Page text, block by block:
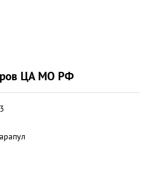
ЦА МО РФ